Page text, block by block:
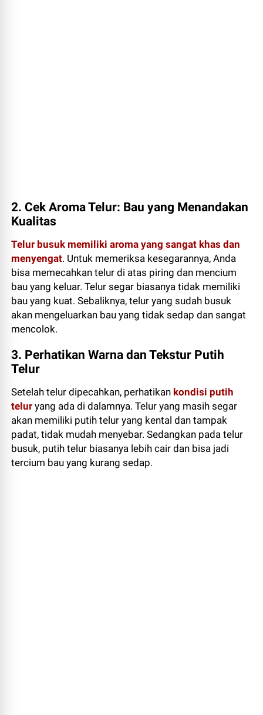
2. Cek Aroma Telur: Bau yang Menandakan
Kualitas
Telur busuk memiliki aroma yang sangat khas dan
menyengat. Untuk memeriksa kesegarannya, Anda
bisa memecahkan telur di atas piring dan mencium
bau yang keluar. Telur segar biasanya tidak memiliki
bau yang kuat. Sebaliknya, telur yang sudah busuk
akan mengeluarkan bau yang tidak sedap dan sangat
mencolok.
3. Perhatikan Warna dan Tekstur Putih
Telur
Setelah telur dipecahkan, perhatikan kondisi putih
telur yang ada di dalamnya. Telur yang masih segar
akan memiliki putih telur yang kental dan tampak
padat, tidak mudah menyebar. Sedangkan pada telur
busuk, putih telur biasanya lebih cair dan bisa jadi
tercium bau yang kurang sedap.